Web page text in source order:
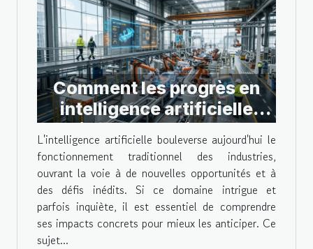
Comment les progrès en
intelligence artificielle
influencent-ils les
industries ?
L'intelligence artificielle bouleverse aujourd'hui le
fonctionnement traditionnel des industries,
ouvrant la voie à de nouvelles opportunités et à
des défis inédits. Si ce domaine intrigue et
parfois inquiète, il est essentiel de comprendre
ses impacts concrets pour mieux les anticiper. Ce
sujet...